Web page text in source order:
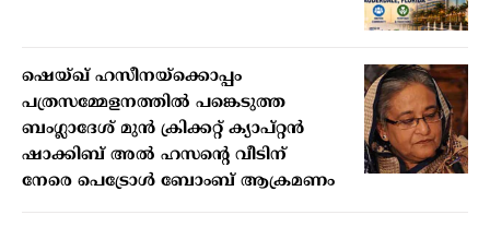
ഷെയ്ഖ് ഹസീനയ്‌ക്കൊപ്പം
പത്രസമ്മേളനത്തില്‍ പങ്കെടുത്ത
ബംഗ്ലാദേശ് മുന്‍ ക്രിക്കറ്റ് ക്യാപ്റ്റന്‍
ഷാക്കിബ് അല്‍ ഹസന്റെ വീടിന്
നേരെ പെട്രോള്‍ ബോംബ് ആക്രമണം